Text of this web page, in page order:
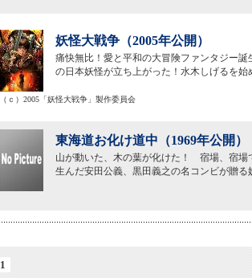
妖怪大戦争（2005年公開）
痛快無比！愛と平和の大冒険ファンタジー
の日本妖怪が立ち上がった！水木しげるを
（ｃ）2005「妖怪大戦争」製作委員会
東海道お化け道中（1969年公開）
山が動いた、木の葉が化けた！ 宿場、宿場
生んだ安田公義、黒田義之の名コンビが贈る
1